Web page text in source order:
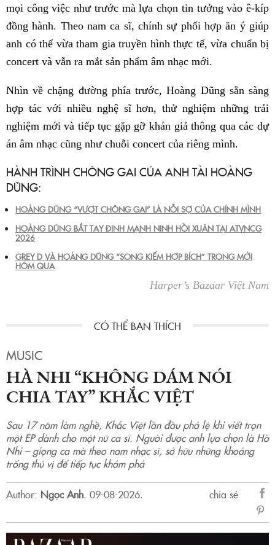
mọi công việc như trước mà lựa chọn tin tưởng vào ê-kíp
đồng hành. Theo nam ca sĩ, chính sự phối hợp ăn ý giúp
anh có thể vừa tham gia truyền hình thực tế, vừa chuẩn bị
concert và vẫn ra mắt sản phẩm âm nhạc mới.
Nhìn về chặng đường phía trước, Hoàng Dũng sẵn sàng
hợp tác với nhiều nghệ sĩ hơn, thử nghiệm những trải
nghiệm mới và tiếp tục gặp gỡ khán giả thông qua các dự
án âm nhạc cũng như chuỗi concert của riêng mình.
HÀNH TRÌNH CHÔNG GAI CỦA ANH TÀI HOÀNG
DŨNG:
HOÀNG DŨNG “VƯỢT CHÔNG GAI” LÀ NỖI SỢ CỦA CHÍNH MÌNH
HOÀNG DŨNG BẮT TAY ĐINH MẠNH NINH HỒI XUÂN TẠI ATVNCG
2026
GREY D VÀ HOÀNG DŨNG “SONG KIẾM HỢP BÍCH” TRONG MỚI
HÔM QUA
Harper’s Bazaar Việt Nam
MUSIC
HÀ NHI “KHÔNG DÁM NÓI
CHIA TAY” KHẮC VIỆT
Sau 17 năm làm nghề, Khắc Việt lần đầu phá lệ khi viết trọn
một EP dành cho một nữ ca sĩ. Người được anh lựa chọn là Hà
Nhi – giọng ca mà theo nam nhạc sĩ, sở hữu những khoảng
trống thú vị để tiếp tục khám phá
Author: Ngọc Anh. 09-08-2026.
chia sẻ
sẻ